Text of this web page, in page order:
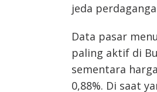
jeda
Data pasar
paling aktif di
sementara
0,88%. Di saat